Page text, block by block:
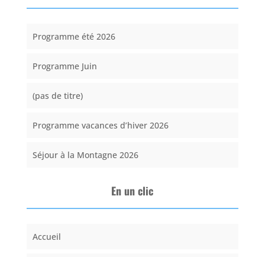
Programme été 2026
Programme Juin
(pas de titre)
Programme vacances d’hiver 2026
Séjour à la Montagne 2026
En un clic
Accueil